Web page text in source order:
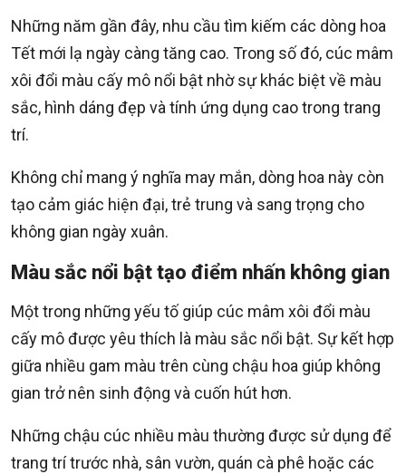
Những năm gần đây, nhu cầu tìm kiếm các dòng hoa
Tết mới lạ ngày càng tăng cao. Trong số đó, cúc mâm
xôi đổi màu cấy mô nổi bật nhờ sự khác biệt về màu
sắc, hình dáng đẹp và tính ứng dụng cao trong trang
trí.
Không chỉ mang ý nghĩa may mắn, dòng hoa này còn
tạo cảm giác hiện đại, trẻ trung và sang trọng cho
không gian ngày xuân.
Màu sắc nổi bật tạo điểm nhấn không gian
Một trong những yếu tố giúp cúc mâm xôi đổi màu
cấy mô được yêu thích là màu sắc nổi bật. Sự kết hợp
giữa nhiều gam màu trên cùng chậu hoa giúp không
gian trở nên sinh động và cuốn hút hơn.
Những chậu cúc nhiều màu thường được sử dụng để
trang trí trước nhà, sân vườn, quán cà phê hoặc các